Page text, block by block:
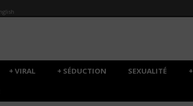
VIRAL
+ SÉDUCTION
+ SEXUALITÉ +